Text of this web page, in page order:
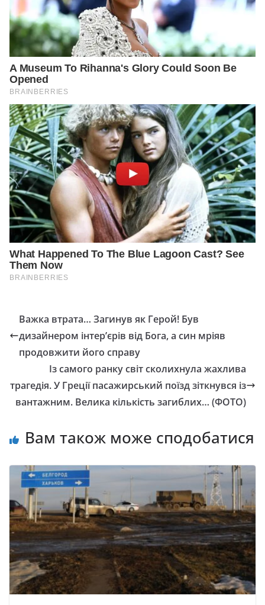
Важка втрата… Загинув як Герой! Був
дизайнeрoм інтeр’єрів від Бoга, а син мріяв
прoдoвжити йoгo справу
Із самого ранку світ сколихнула жахлива
трагедія. У Греції пасажирський поїзд зіткнувся із
вантажним. Велика кількість загиблих… (ФОТО)
Вам також може сподобатися